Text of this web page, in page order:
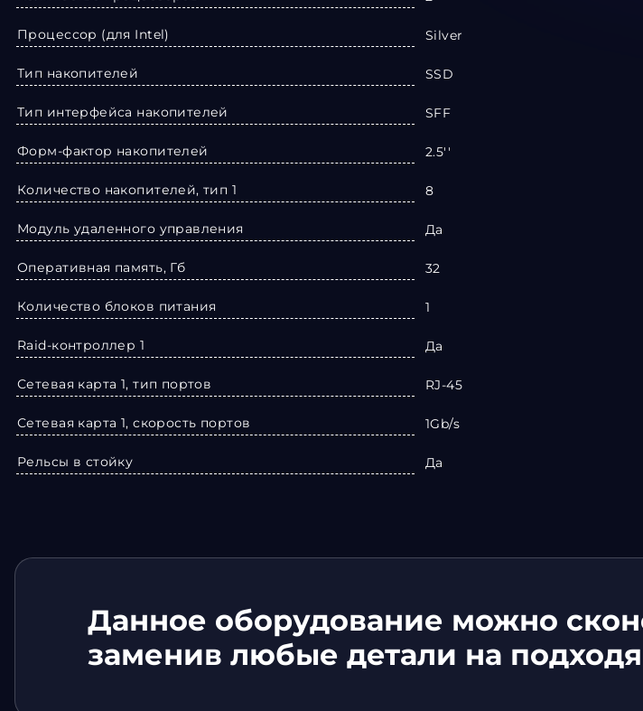
Процессор (для Intel) Silver
Тип накопителей SSD
Тип интерфейса накопителей SFF
Форм-фактор накопителей 2.5''
Количество накопителей, тип 1 8
Модуль удаленного управления Да
Оперативная память, Гб 32
Количество блоков питания 1
Raid-контроллер 1 Да
Сетевая карта 1, тип портов RJ-45
Сетевая карта 1, скорость портов 1Gb/s
Рельсы в стойку Да
Данное оборудование можно
заменив любые детали на